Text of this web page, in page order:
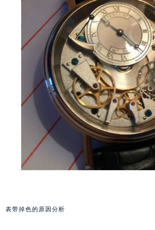
表带掉色的原因分析